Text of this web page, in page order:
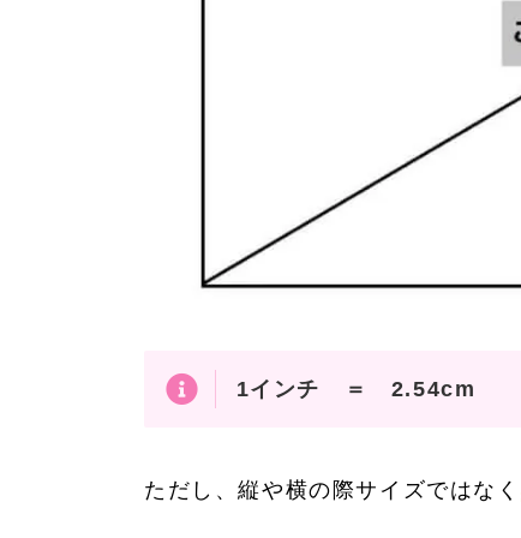
1インチ ＝ 2.54cm
ただし、縦や横の際サイズではなく